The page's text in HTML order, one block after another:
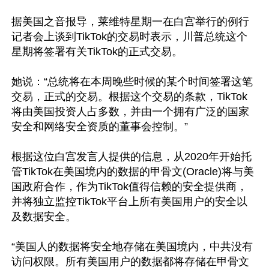
据美国之音报导，莱维特星期一在白宫举行的例行
记者会上谈到TikTok的交易时表示，川普总统这个
星期将签署有关TikTok的正式交易。
她说：“总统将在本周晚些时候的某个时间签署这笔
交易，正式的交易。根据这个交易的条款，TikTok
将由美国投资人占多数，并由一个拥有广泛的国家
安全和网络安全资质的董事会控制。”
根据这位白宫发言人提供的信息，从2020年开始托
管TikTok在美国境内的数据的甲骨文(Oracle)将与美
国政府合作，作为TikTok值得信赖的安全提供商，
并将独立监控TikTok平台上所有美国用户的安全以
及数据安全。
“美国人的数据将安全地存储在美国境内，中共没有
访问权限。所有美国用户的数据都将存储在甲骨文